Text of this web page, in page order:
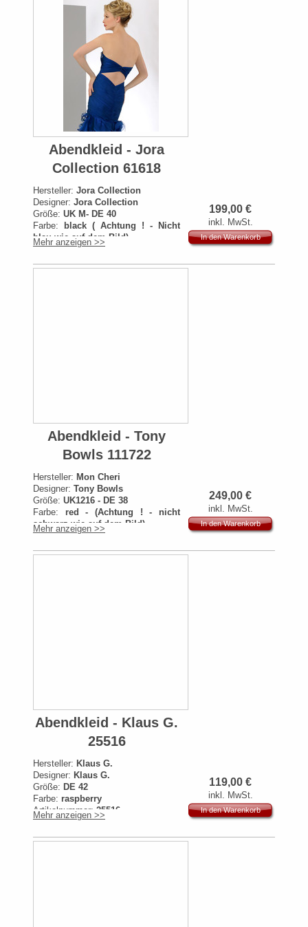
199,00 €
inkl. MwSt.
In den Warenkorb
Abendkleid - Jora
Collection 61618
Hersteller: Jora Collection
Designer: Jora Collection
Größe: UK M- DE 40
Farbe:
black ( Achtung ! - Nicht
blau wie auf dem Bild)
Artikelnummer:61618
Mehr anzeigen >>
249,00 €
inkl. MwSt.
In den Warenkorb
Abendkleid - Tony
Bowls 111722
Hersteller: Mon Cheri
Designer: Tony Bowls
Größe: UK1216 - DE 38
Farbe: red - (Achtung ! - nicht
schwarz wie auf dem Bild)
Artikelnummer:111722
Mehr anzeigen >>
119,00 €
inkl. MwSt.
In den Warenkorb
Abendkleid - Klaus G.
25516
Hersteller: Klaus G.
Designer: Klaus G.
Größe: DE 42
Farbe: raspberry
Artikelnummer:25516
Originalpreis:279€
Mehr anzeigen >>